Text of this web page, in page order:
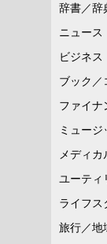
辞書／辞
ニュース
ビジネス
ブック／
ファイナ
ミュー
メディ
ユーティ
ライフス
旅行／地